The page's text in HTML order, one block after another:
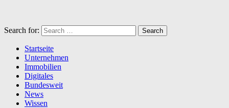
Search for: Search
Startseite
Unternehmen
Immobilien
Digitales
Bundesweit
News
Wissen